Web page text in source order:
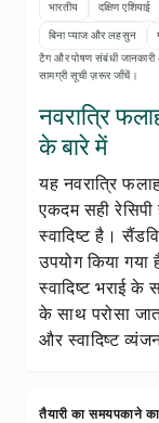
भारतीय दक्षिण एशियाई
बिना प्याज और लहसुन
टैग और पोषण संबंधी
सामग्री सूची ज़रूर जाँचें।
नवरात्रि
के बारे में
यह नवरात्रि
एकदम सही
स्वादिष्ट है।
उपयोग किया
स्वादिष्ट भराई के
के साथ परोसा
और स्वादिष्ट
तैयारी का समयपकाने